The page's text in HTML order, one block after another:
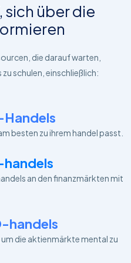
sich über die
die darauf warten,
schulen, einschließlich:
besten zu ihrem handel passt.
handels
an den finanzmärkten mit
handels
die aktienmärkte mental zu